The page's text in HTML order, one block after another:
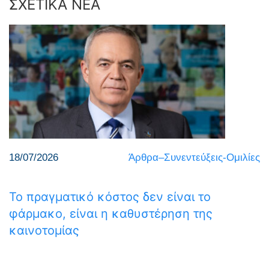
ΣΧΕΤΙΚΑ ΝΕΑ
18/07/2026 Άρθρα–Συνεντεύξεις-Ομιλίες
Το πραγματικό κόστος δεν είναι το
φάρμακο, είναι η καθυστέρηση της
καινοτομίας